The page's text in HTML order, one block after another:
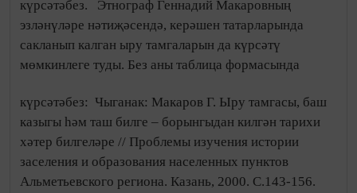
күрсәтәбез.
Этнограф Геннадий Макаровның
эзләнүләре нәтиҗәсендә, керәшен татарларында
сакланып калган ыру тамгаларын да күрсәтү
мөмкинлеге туды. Без аны таблица формасында
күрсәтәбез: Чыганак: Макаров Г. Ыру тамгасы, баш
казыгы һәм таш билге – борынгыдан килгән тарихи
хәтер билгеләре // Проблемы изучения истории
заселения и образования населенных пунктов
Альметьевского региона. Казань, 2000. С.143-156.